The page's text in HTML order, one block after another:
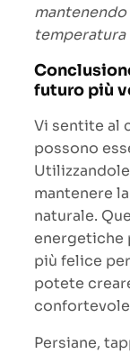
futuro più
Vi sentite al
possono
mantenere
naturale.
energetiche
più felice
potete
confortevole
Persiane,